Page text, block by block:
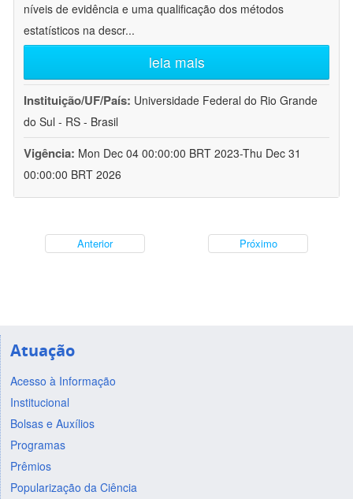
níveis de evidência e uma qualificação dos métodos
estatísticos na descr...
leia mais
Instituição/UF/País: Universidade Federal do Rio Grande
do Sul - RS - Brasil
Vigência: Mon Dec 04 00:00:00 BRT 2023-Thu Dec 31
00:00:00 BRT 2026
Anterior Próximo
Atuação
Acesso à Informação
Institucional
Bolsas e Auxílios
Programas
Prêmios
Popularização da Ciência